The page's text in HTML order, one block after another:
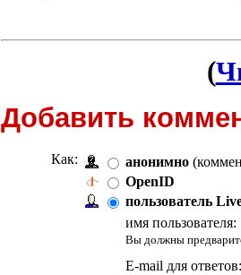
(
Добавить
Как: анонимно
OpenID
пользователь
имя пользователя:
Вы должны
E-mail для